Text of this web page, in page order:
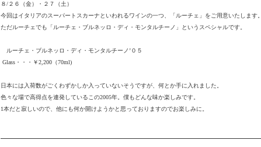
８/２６（金）・２７（土）
今回はイタリアのスーパートスカーナといわれるワインの一つ、
「ルーチェ」をご用意いたします。
ただルーチェでも「ルーチェ・ブルネッロ・ディ・モンタルチーノ」というスペシャルです。
ルーチェ・ブルネッロ・ディ・モンタルチーノ’０５
Glass・・・￥2,200（70ml)
日本には入荷数がごくわずかしか入っていないそうですが、何とか手に入れました。
色々な場で高得点を連発しているこの2005年。 僕もどんな味か楽しみです。
1本だと寂しいので、他にも何か開けようかと思っておりますのでお楽しみに。